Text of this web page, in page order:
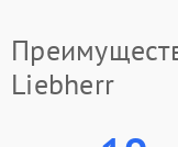
Liebherr